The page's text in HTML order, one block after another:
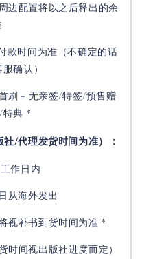
边配置将以之后释出的余
款时间为准（不确定的话
确认）
刷 - 无亲签/特签/预售赠
特典 *
社/代理发货时间为准） ：
作日内
从海外发出
视补书到货时间为准 *
时间视出版社进度而定）